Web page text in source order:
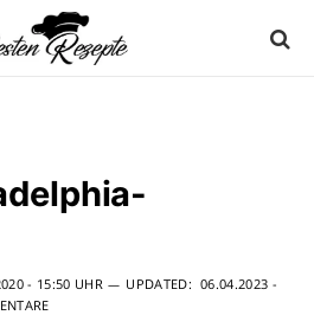
- 15:50 UHR UPDATED: 06.04.2023 -